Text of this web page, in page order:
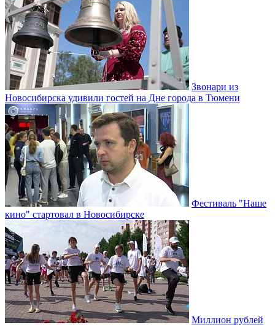
Звонари из
Новосибирска удивили гостей на Дне города в Тюмени
Фестиваль "Наше
кино" стартовал в Новосибирске
Миллион рублей